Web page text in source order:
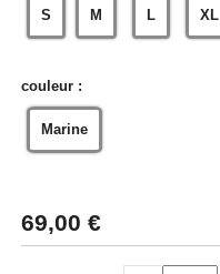
S M L XL
couleur :
Marine
69,00 €